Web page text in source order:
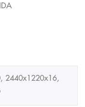
2440x1220x16,